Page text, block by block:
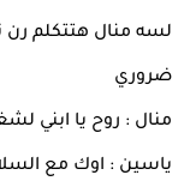
لسه منال هتتكلم رن
ضروري
منال : روح يا ابني
ياسين : اوك مع